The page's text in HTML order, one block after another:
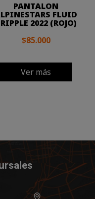
PANTALON
FLUID
2022 (ROJO)
$85.000
Ver más